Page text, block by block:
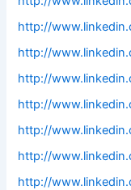
http://
http://
http://
http://
http://
http://
http://